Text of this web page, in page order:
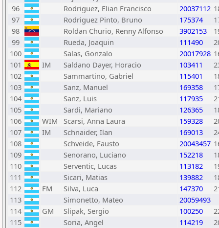
96
Rodriguez, Elian Francisco 20037112
97
Rodriguez Pinto, Bruno 175374
98
Roldan Churio, Renny Alfonso 3902153
99
Rueda, Joaquin 111490
100
Salas, Gonzalo 20017928
101
IM Saldano Dayer, Horacio 103411
102
Sammartino, Gabriel 115401
103
Sanz, Manuel 169358
104
Sanz, Luis 117935
105
Sardi, Mariano 126365
106
WIM Scarsi, Anna Laura 159328
107
IM Schnaider, Ilan 169013
108
Schveide, Fausto 20043457
109
Senorano, Luciano 152218
110
Serventic, Lucas 113182
111
Sicari, Matias 139882
112
FM Silva, Luca 147370
113
Simonetto, Mateo
20059493
114
GM Slipak, Sergio 100250
115
Soria, Angel 114219